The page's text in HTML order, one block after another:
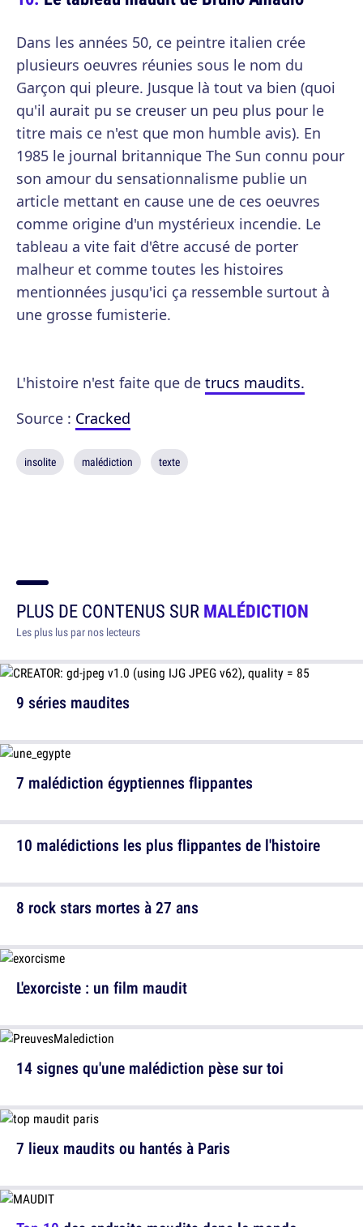
Dans les années 50, ce peintre italien crée
plusieurs oeuvres réunies sous le nom du
Garçon qui pleure. Jusque là tout va bien (quoi
qu'il aurait pu se creuser un peu plus pour le
titre mais ce n'est que mon humble avis). En
1985 le journal britannique The Sun connu pour
son amour du sensationnalisme publie un
article mettant en cause une de ces oeuvres
comme origine d'un mystérieux incendie. Le
tableau a vite fait d'être accusé de porter
malheur et comme toutes les histoires
mentionnées jusqu'ici ça ressemble surtout à
une grosse fumisterie.
L'histoire n'est faite que de trucs maudits.
Source : Cracked
insolite malédiction texte
PLUS DE CONTENUS SURMALÉDICTION
Les plus lus par nos lecteurs
9 séries maudites
10 malédictions les plus flippantes de l'histoire
14 signes qu'une malédiction pèse sur toi
7 lieux maudits ou hantés à Paris
7 malédiction égyptiennes flippantes
8 rock stars mortes à 27 ans
L'exorciste : un film maudit